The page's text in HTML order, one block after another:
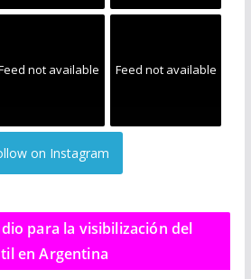
not available Feed not available
on Instagram
para la visibilización del
en Argentina